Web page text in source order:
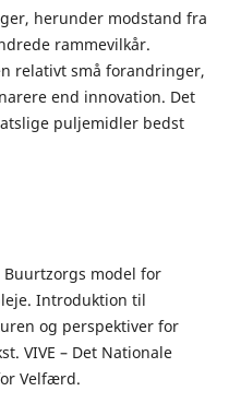
herunder modstand fra
rammevilkår.
relativt små forandringer,
end innovation. Det
puljemidler bedst
Buurtzorgs model for
Introduktion til
og perspektiver for
VIVE – Det Nationale
Velfærd.